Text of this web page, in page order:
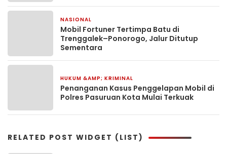
NASIONAL
Mobil Fortuner Tertimpa Batu di
Trenggalek–Ponorogo, Jalur Ditutup
Sementara
HUKUM &AMP; KRIMINAL
Penanganan Kasus Penggelapan Mobil di
Polres Pasuruan Kota Mulai Terkuak
RELATED POST WIDGET (LIST)